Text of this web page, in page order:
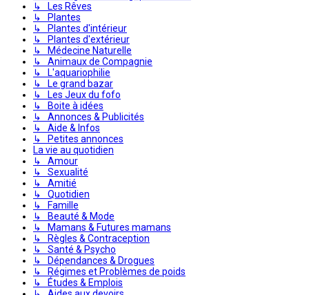
↳ Les Rêves
↳ Plantes
↳ Plantes d'intérieur
↳ Plantes d'extérieur
↳ Médecine Naturelle
↳ Animaux de Compagnie
↳ L'aquariophilie
↳ Le grand bazar
↳ Les Jeux du fofo
↳ Boite à idées
↳ Annonces & Publicités
↳ Aide & Infos
↳ Petites annonces
La vie au quotidien
↳ Amour
↳ Sexualité
↳ Amitié
↳ Quotidien
↳ Famille
↳ Beauté & Mode
↳ Mamans & Futures mamans
↳ Règles & Contraception
↳ Santé & Psycho
↳ Dépendances & Drogues
↳ Régimes et Problèmes de poids
↳ Études & Emplois